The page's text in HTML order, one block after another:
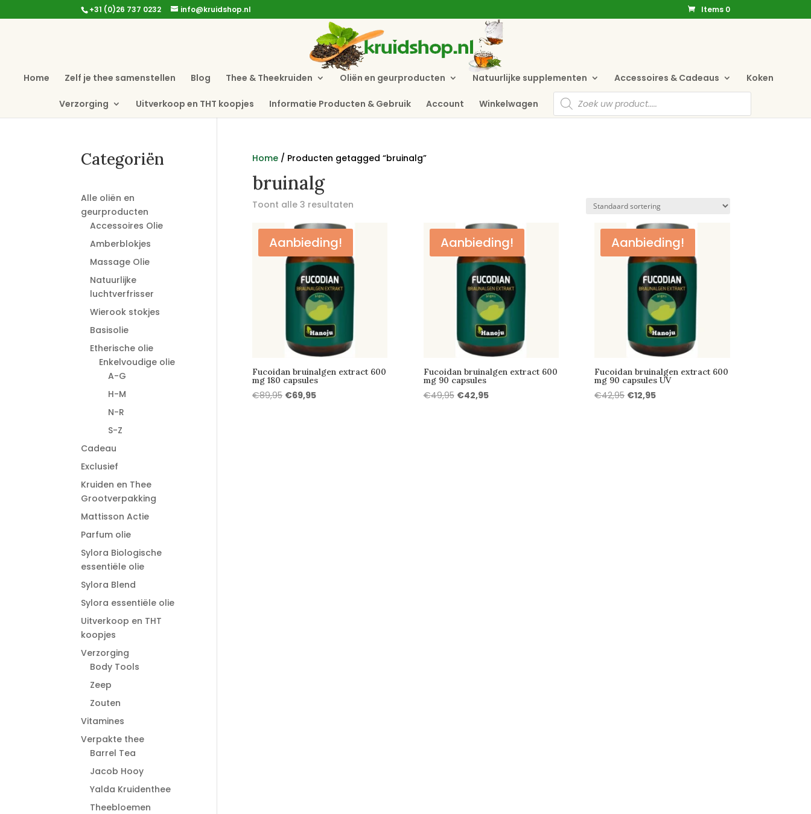
+31 (0)26 737 0232 info@kruidshop.nl Items 0
Home Zelf je thee samenstellen Blog Thee & Theekruiden Oliën en geurproducten Natuurlijke supplementen Accessoires & Cadeaus Koken
Verzorging Uitverkoop en THT koopjes Informatie Producten & Gebruik Account Winkelwagen
Producten
zoeken
Home/ Producten getagged “bruinalg”
bruinalg
Toont alle 3 resultaten
Aanbieding!
Fucoidan bruinalgen extract 600
mg 180 capsules
€89,95 Oorspronkelijke
€69,95Huidige
Aanbieding!
Fucoidan bruinalgen extract 600
mg 90 capsules
€49,95 Oorspronkelijke
€42,95Huidige
Aanbieding!
Fucoidan bruinalgen extract 600
mg 90 capsules UV
€42,95 Oorspronkelijke
€12,95Huidige
Categoriën
Alle oliën en
geurproducten
Accessoires Olie
Amberblokjes
Massage Olie
Natuurlijke
luchtverfrisser
Wierook stokjes
Basisolie
Etherische olie
Enkelvoudige olie
A-G
H-M
N-R
S-Z
Cadeau
Exclusief
Kruiden en Thee
Grootverpakking
Mattisson Actie
Parfum olie
Sylora Biologische
essentiële olie
Sylora Blend
Sylora essentiële olie
Uitverkoop en THT
koopjes
Verzorging
Body Tools
Zeep
Zouten
Vitamines
Verpakte thee
Barrel Tea
Jacob Hooy
Yalda Kruidenthee
Theebloemen